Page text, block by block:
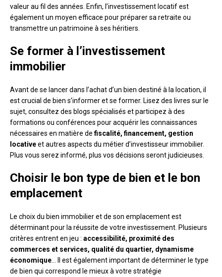
valeur au fil des années. Enfin, l’investissement locatif est
également un moyen efficace pour préparer sa retraite ou
transmettre un patrimoine à ses héritiers.
Se former à l’investissement
immobilier
Avant de se lancer dans l’achat d’un bien destiné à la location, il
est crucial de bien s’informer et se former. Lisez des livres sur le
sujet, consultez des blogs spécialisés et participez à des
formations ou conférences pour acquérir les connaissances
nécessaires en matière defiscalité, financement, gestion
locativeet autres aspects du métier d’investisseur immobilier.
Plus vous serez informé, plus vos décisions seront judicieuses.
Choisir le bon type de bien et le bon
emplacement
Le choix du bien immobilier et de son emplacement est
déterminant pour la réussite de votre investissement. Plusieurs
critères entrent en jeu : accessibilité, proximité des
commerces et services, qualité du quartier, dynamisme
économique … Il est également important de déterminer le type
de bien qui correspond le mieux à votre stratégie